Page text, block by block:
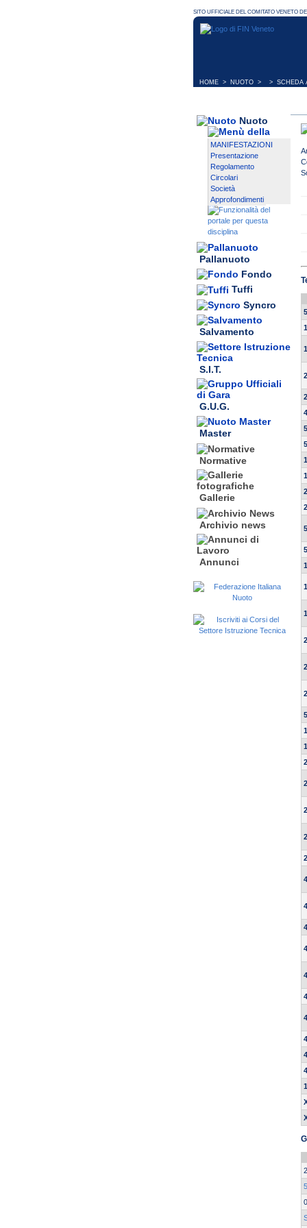
HOME > NUOTO > > SCHEDA
Nuoto
MANIFESTAZIONI
Presentazione
Regolamento
Circolari
Società
Approfondimenti
Pallanuoto
Fondo
Tuffi
Syncro
Salvamento
S.I.T.
G.U.G.
Master
Normative
Gallerie
Archivio news
Annunci